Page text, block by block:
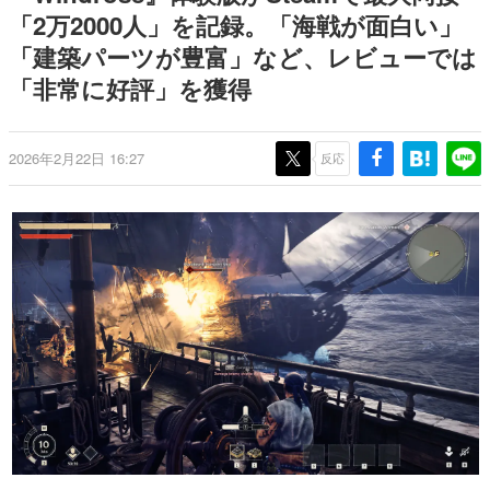
この物語を解いてはいけない。『赫本』は、〈試験問題〉
の形をした短編ホラー小説集です。
新世代に訊く
これからのデジタルゲーム市場を担う若きクリエイター達
ゲーム世代の作家たち
ゲームに多大な影響を受けた作家さんに取材し、ゲームが
画です。
日本モバイルゲーム産業史
日本のモバイルゲーム史における主要なトピック・タイト
ルを網羅するほか、開発者へのインタビューや識者による
解説を掲載。約20年の歴史が一望できる決定版！
若ゲのいたり〜ゲームクリエイターの青春〜
『うつヌケ』『ペンと箸』等で知られるマンガ家・田中圭
一先生によるゲーム業界レポートマンガです。
なんでゲームは面白い？
ゲーム開発者・hamatsu氏がゲームの魅力を画面や操作の
具体的な形から解き明かしていく、硬派で骨太な評論連載
「2万2000人」を記録。「海戦が面白い」
「建築パーツが豊富」など、レビューでは
「非常に好評」を獲得
2026年2月22日 16:27 反応